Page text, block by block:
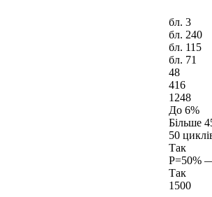
бл. 3
бл. 240
бл. 115
бл. 71
48
416
1248
До 6%
Більше
50
Так
P=50%
Так
1500